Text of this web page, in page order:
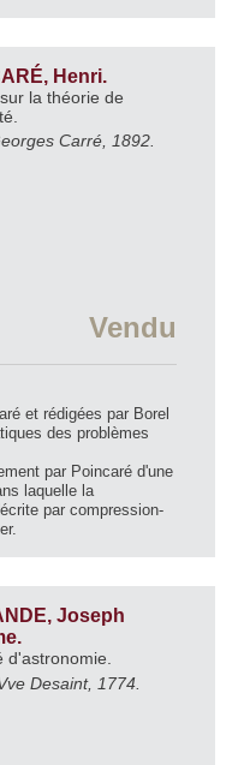
Henri.
la théorie de
Carré, 1892.
Vendu
et rédigées par Borel
des problèmes
par Poincaré d'une
laquelle la
par compression-
Joseph
d'astronomie.
Desaint, 1774.